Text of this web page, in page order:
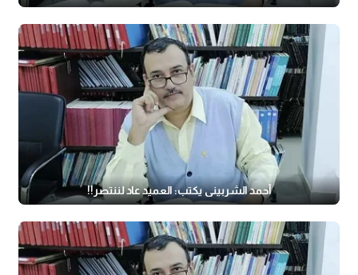
أحمد الشربيني يكتب: العميد عاد لننتصر!!